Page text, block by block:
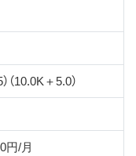
（10.0K＋5.0）
円/月